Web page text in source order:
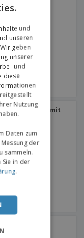
Bratpfanne mit
ENGLISH
und
unseren
geben
unserer
und
diese
Nutzung
Daten zum
der
sammeln.
in der
.